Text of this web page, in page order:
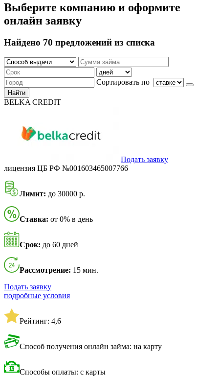
Выберите компанию и оформите
онлайн заявку
Найдено 70 предложений из списка
Сортировать по
Найти
BELKA CREDIT
Подать заявку
лицензия ЦБ РФ №001603465007766
Лимит: до 30000 р.
Ставка: от 0% в день
Срок: до 60 дней
Рассмотрение: 15 мин.
Подать заявку
подробные условия
Рейтинг: 4,6
Способ получения онлайн займа: на карту
Способы оплаты: с карты